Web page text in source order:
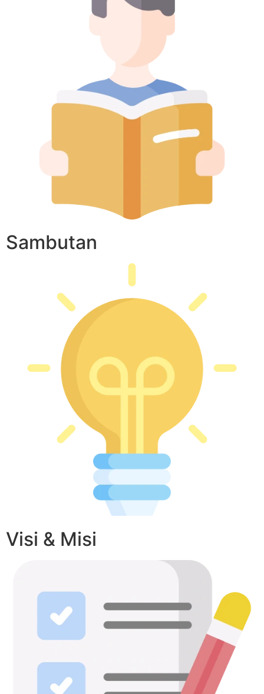
Sambutan
Visi & Misi